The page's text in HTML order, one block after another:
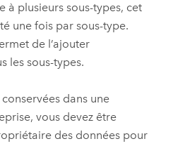
à plusieurs sous-types, cet
une fois par sous-type.
de l’ajouter
les sous-types.
dans une
vous devez être
des données pour